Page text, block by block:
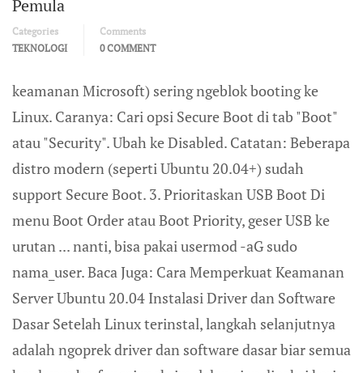
Pemula
Categories
TEKNOLOGI
Comments
0 COMMENT
keamanan Microsoft) sering ngeblok booting ke
Linux. Caranya: Cari opsi Secure Boot di tab "Boot"
atau "Security". Ubah ke Disabled. Catatan: Beberapa
distro modern (seperti Ubuntu 20.04+) sudah
support Secure Boot. 3. Prioritaskan USB Boot Di
menu Boot Order atau Boot Priority, geser USB ke
urutan ... nanti, bisa pakai usermod -aG sudo
nama_user. Baca Juga: Cara Memperkuat Keamanan
Server Ubuntu 20.04 Instalasi Driver dan Software
Dasar Setelah Linux terinstal, langkah selanjutnya
adalah ngoprek driver dan software dasar biar semua